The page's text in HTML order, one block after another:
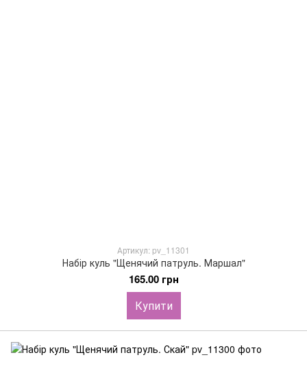
Артикул: pv_11301
Набір куль "Щенячий патруль. Маршал"
165.00 грн
Купити